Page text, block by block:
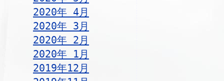
2020年 4月
2020年 3月
2020年 2月
2020年 1月
2019年12月